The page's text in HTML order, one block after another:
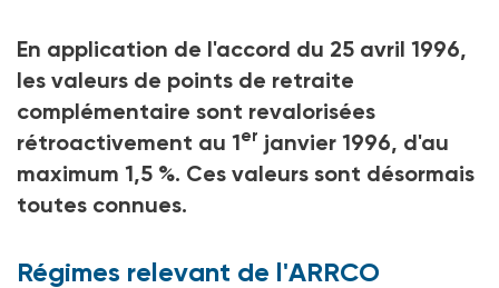
En application de l'accord du 25 avril 1996,
les valeurs de points de retraite
complémentaire sont revalorisées
rétroactivement au 1er janvier 1996, d'au
maximum 1,5 %. Ces valeurs sont désormais
toutes connues.
Régimes relevant de l'ARRCO